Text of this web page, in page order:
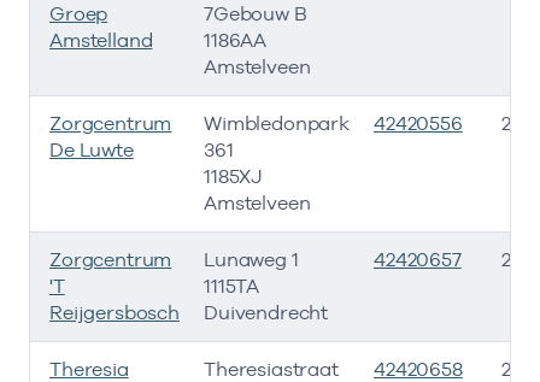
Groep
Amstelland
7Gebouw B
1186AA
Amstelveen
Zorgcentrum
De Luwte
Wimbledonpark
361
1185XJ
Amstelveen
42420556 23-
Zorgcentrum
'T
Reijgersbosch
Lunaweg 1
1115TA
Duivendrecht
42420657 23-
Theresia
Theresiastraat
42420658 23-